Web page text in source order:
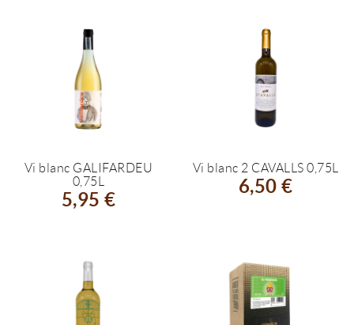
Vi blanc GALIFARDEU
0,75L
5,95 €
Vi blanc 2 CAVALLS 0,75L
6,50 €